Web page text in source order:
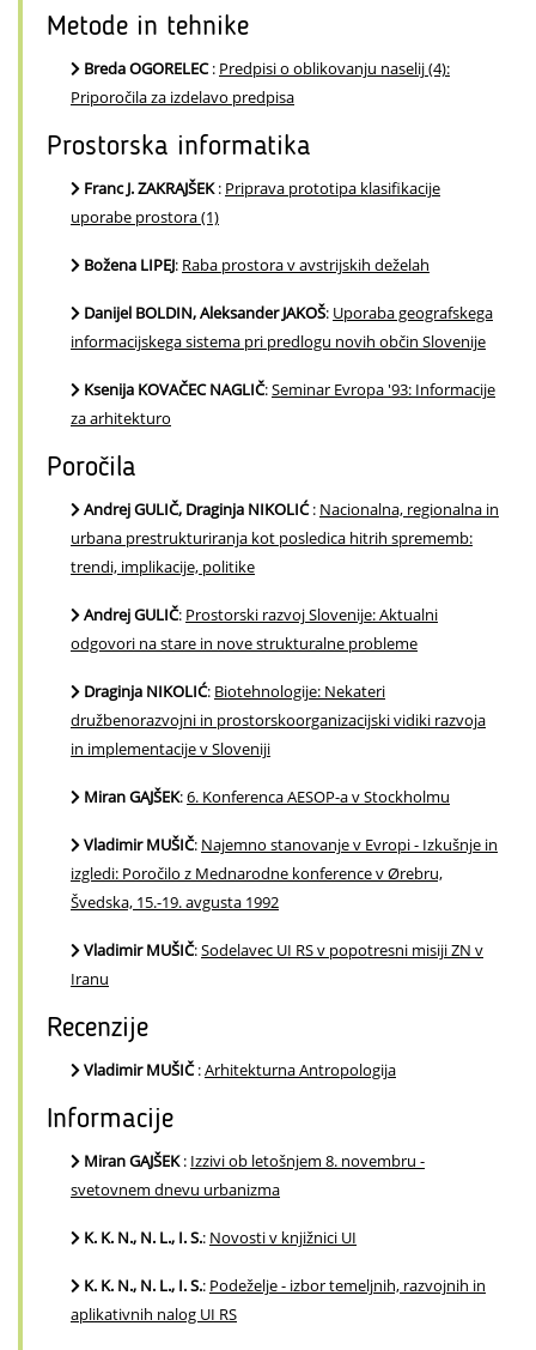
Metode in tehnike
Breda OGORELEC: Predpisi o oblikovanju naselij (4):
Priporočila za izdelavo predpisa
Prostorska informatika
Franc J. ZAKRAJŠEK: Priprava prototipa klasifikacije
uporabe prostora (1)
Božena LIPEJ: Raba prostora v avstrijskih deželah
Danijel BOLDIN, Aleksander JAKOŠ: Uporaba geografskega
informacijskega sistema pri predlogu novih občin Slovenije
Ksenija KOVAČEC NAGLIČ:Seminar Evropa '93: Informacije
za arhitekturo
Poročila
Andrej GULIČ, Draginja NIKOLIĆ: Nacionalna, regionalna in
urbana prestrukturiranja kot posledica hitrih sprememb:
trendi, implikacije, politike
Andrej GULIČ: Prostorski razvoj Slovenije: Aktualni
odgovori na stare in nove strukturalne probleme
Draginja NIKOLIĆ: Biotehnologije: Nekateri
družbenorazvojni in prostorskoorganizacijski vidiki razvoja
in implementacije v Sloveniji
Miran GAJŠEK:6. Konferenca AESOP-a v Stockholmu
Vladimir MUŠIČ: Najemno stanovanje v Evropi - Izkušnje in
izgledi: Poročilo z Mednarodne konference v Ørebru,
Švedska, 15.-19. avgusta 1992
Vladimir MUŠIČ:Sodelavec UI RS v popotresni misiji ZN v
Iranu
Recenzije
Vladimir MUŠIČ:Arhitekturna Antropologija
Informacije
Miran GAJŠEK: Izzivi ob letošnjem 8. novembru -
svetovnem dnevu urbanizma
K. K. N., N. L., I. S.: Novosti v knjižnici UI
K. K. N., N. L., I. S.: Podeželje - izbor temeljnih, razvojnih in
aplikativnih nalog UI RS